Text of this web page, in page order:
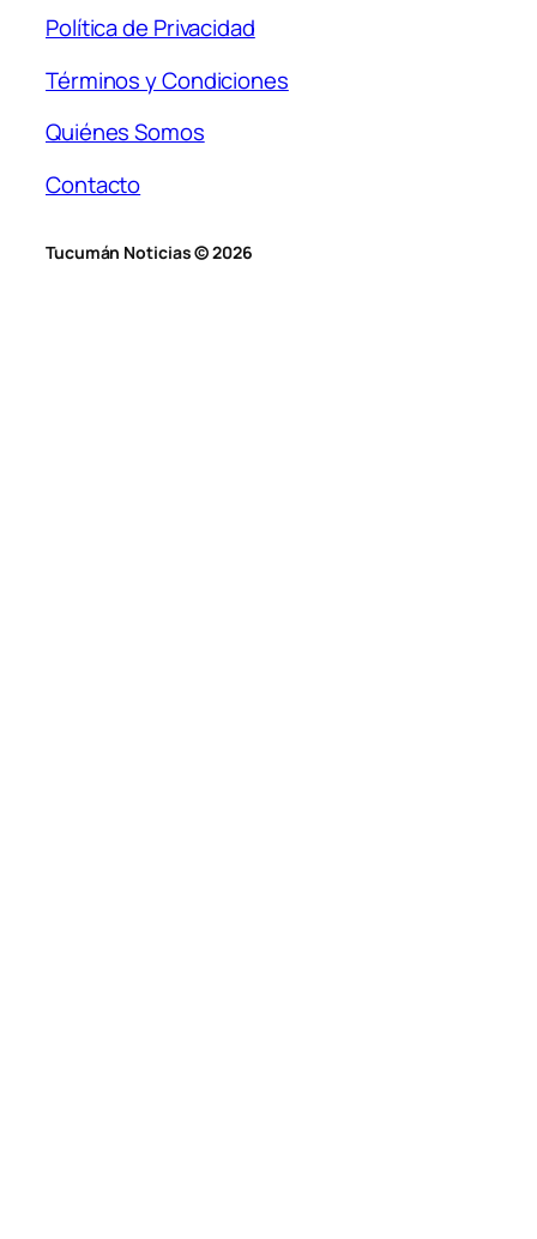
Política de Privacidad
Términos y Condiciones
Quiénes Somos
Contacto
Tucumán Noticias © 2026